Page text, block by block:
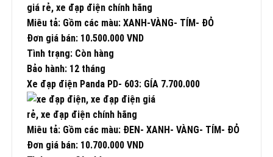
Miêu tả: Gồm các màu: XANH-VÀNG- TÍM- ĐỎ
Đơn giá bán: 10.500.000 VND
Tình trạng: Còn hàng
Bảo hành: 12 tháng
Xe đạp điện Panda PD- 603: GÍA 7.700.000
Miêu tả: Gồm các màu: ĐEN- XANH- VÀNG- TÍM- ĐỎ
Đơn giá bán: 10.700.000 VND